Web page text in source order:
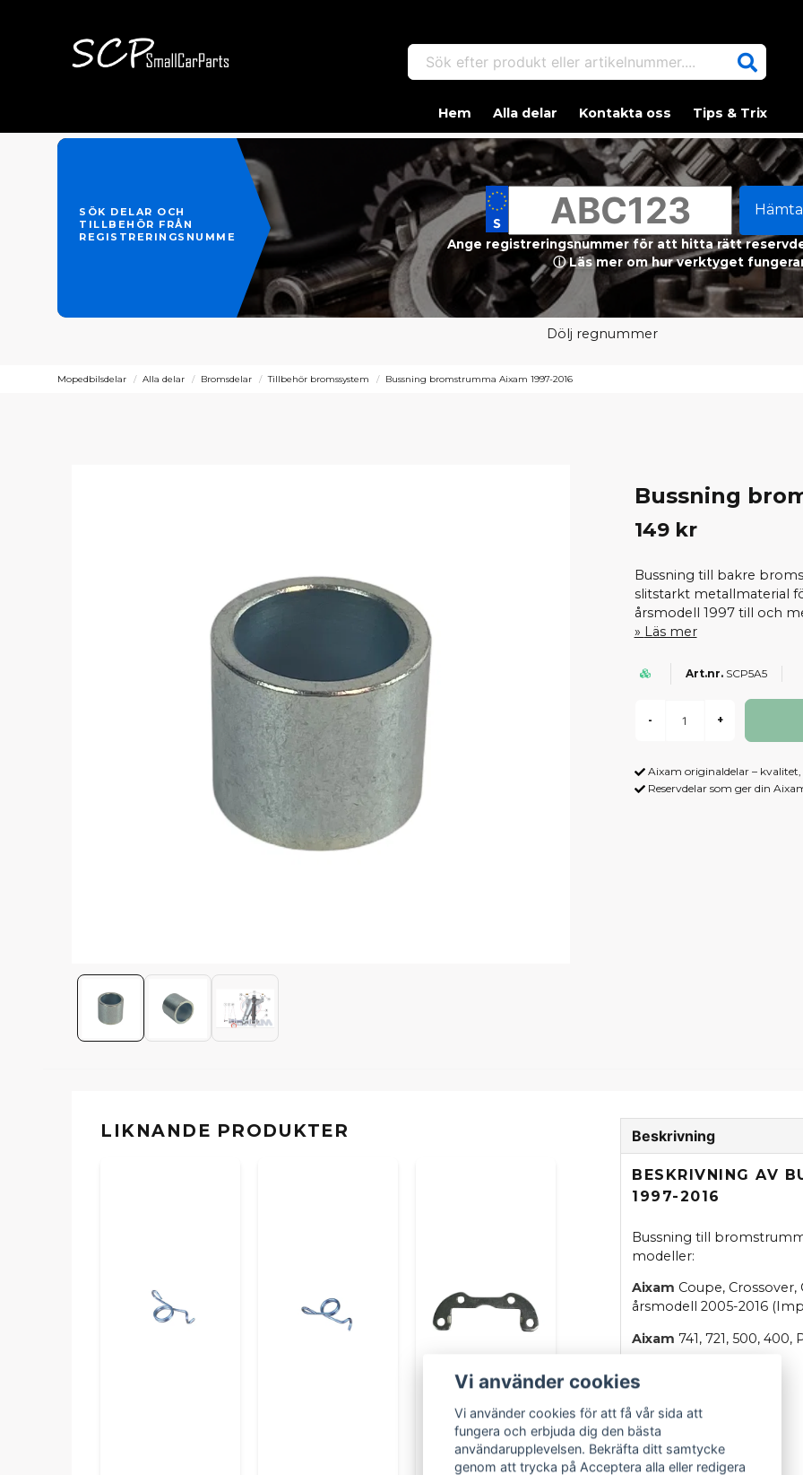
Sök efter produkt eller artikelnummer....
Hem Alla delar Kontakta oss Tips & Trix
SÖK DELAR OCH
TILLBEHÖR FRÅN
REGISTRERINGSNUMMER
Ange registreringsnummer för att hitta rätt
ⓘ Läs mer om hur verktyget
Dölj regnummer
Mopedbilsdelar Alla delar Bromsdelar Tillbehör bromssystem Bussning bromstrumma Aixam 1997-2016
Bussning
149 kr
Bussning till bakre
slitstarkt metallmaterial
årsmodell 1997 till och
Läs mer
SCP5A5
- +
Aixam originaldelar –
Reservdelar som ger din
LIKNANDE PRODUKTER Beskrivning
BESKRIVNING AV
1997-2016
Bussning till
modeller:
Aixam Coupe, Crossover,
årsmodell 2005-2016
Aixam 741, 721, 500, 400,
Innerdiameter: 25 mm
OEM : 5A5
Vi använder cookies
Vi använder cookies för att få vår sida att
fungera och erbjuda dig den bästa
användarupplevelsen. Bekräfta ditt samtycke
genom att trycka på Acceptera alla eller redigera